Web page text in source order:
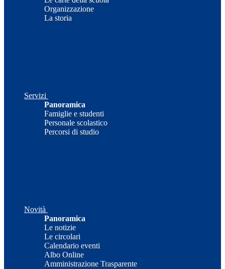
Organizzazione
La storia
Servizi
Panoramica
Famiglie e studenti
Personale scolastico
Percorsi di studio
Novità
Panoramica
Le notizie
Le circolari
Calendario eventi
Albo Online
Amministrazione Trasparente